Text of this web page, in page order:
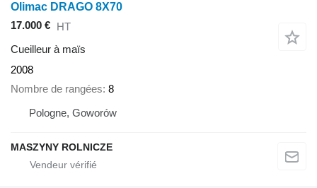
Olimac DRAGO 8X70
17.000 € HT
Cueilleur à maïs
2008
Nombre de rangées 8
Pologne, Goworów
MASZYNY ROLNICZE